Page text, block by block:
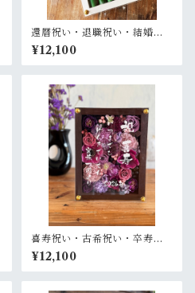
還暦祝い・退職祝い・結婚式
両親贈呈品【名入れ】プリザ
ーブドフラワーアレンジ 和風
白木枠ロング〈竹 青紫 〉名入
式両親贈呈品に
¥12,100
喜寿祝い・古希祝い・卒寿祝
い・長寿祝い・結婚記念日祝
い【名入れ】プリザーブドフ
ラワーアレンジ ウッドフレー
¥12,100